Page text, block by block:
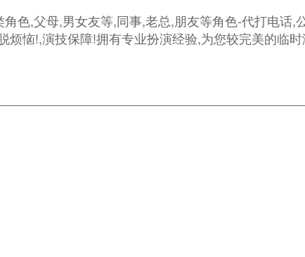
色,父母,男女友等,同事,老总,朋友等角色-代打电话
烦恼!,演技保障!拥有专业扮演经验,为您较完美的临